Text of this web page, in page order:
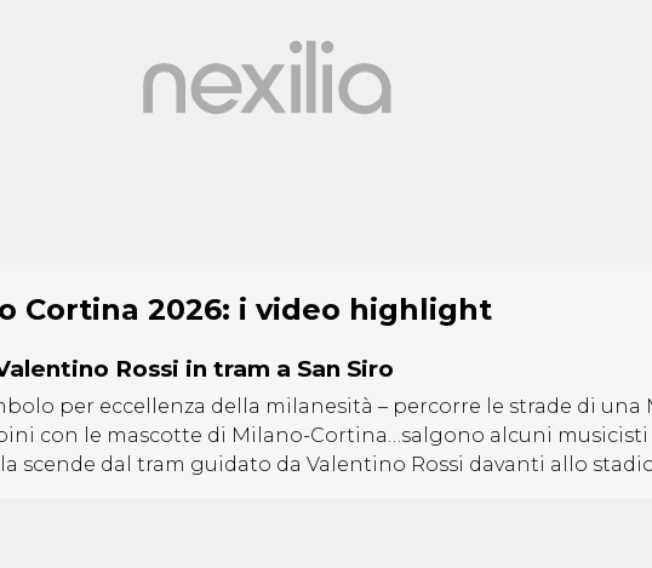
Cortina 2026: i video highlight
Rossi in tram a San Siro
per eccellenza della milanesità – percorre le strade di una
con le mascotte di Milano-Cortina…salgono alcuni musicisti
scende dal tram guidato da Valentino Rossi davanti allo stadio